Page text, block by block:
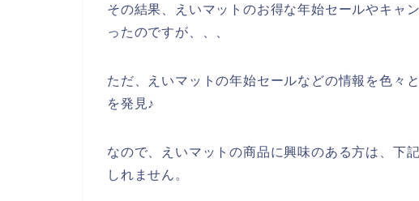
その結果、えいマットのお得な年始セールやキャ
ったのですが、、、
ただ、えいマットの年始セールなどの情報を色々
を発見♪
なので、えいマットの商品に興味のある方は、下
しれません。